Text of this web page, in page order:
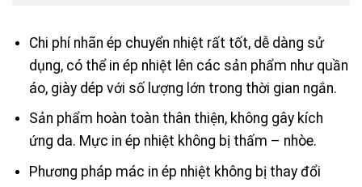
Chi phí nhãn ép chuyển nhiệt rất tốt, dễ dàng sử
dụng, có thể in ép nhiệt lên các sản phẩm như quần
áo, giày dép với số lượng lớn trong thời gian ngắn.
Sản phẩm hoàn toàn thân thiện, không gây kích
ứng da. Mực in ép nhiệt không bị thấm – nhòe.
Phương pháp mác in ép nhiệt không bị thay đổi